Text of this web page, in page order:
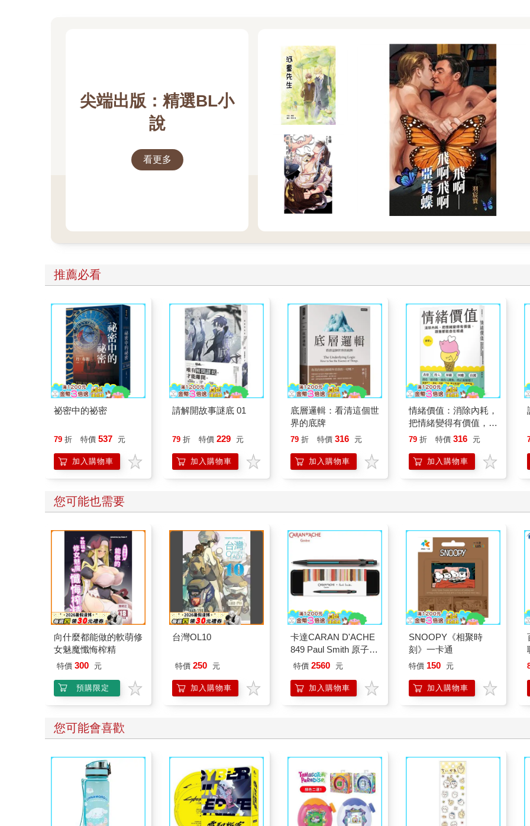
尖端出版：精選BL小
說
看更多
推薦必看
祕密中的祕密
79 折 特價 537 元
加入購物車
請解開故事謎底 01
79 折 特價 229 元
加入購物車
底層邏輯：看清這個世
界的底牌
79 折 特價 316 元
加入購物車
情緒價值：消除內耗，
把情緒變得有價值，跟
誰都能自在相處
79 折 特價 316 元
加入購物車
您可能也需要
向什麼都能做的軟萌修
女魅魔懺悔榨精
特價 300 元
預購限定
台灣OL10
特價 250 元
加入購物車
卡達CARAN D'ACHE
849 Paul Smith 原子筆
ED.5 條紋黑
特價 2560 元
加入購物車
SNOOPY《相聚時
刻》一卡通
特價 150 元
加入購物車
您可能會喜歡